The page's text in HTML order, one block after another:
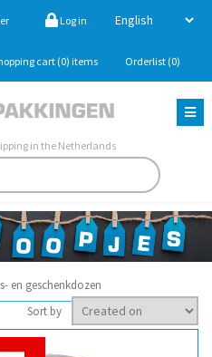
Log in
cart (0) items Orderlist (0)
in the Netherlands
en geschenkdozen
Sort by